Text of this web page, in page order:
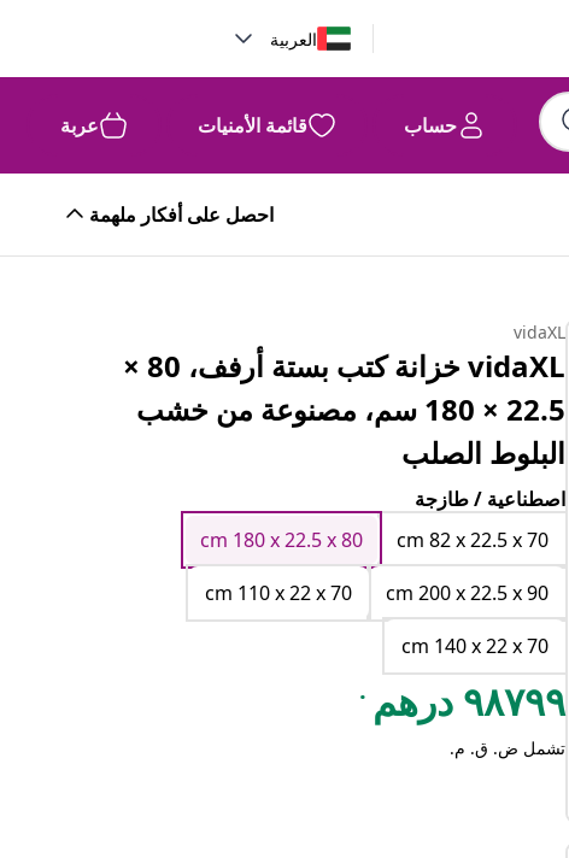
العربية
حساب قائمة الأمنيات عربة
احصل على أفكار ملهمة
vidaXL
vidaXL خزانة كتب بستة أرفف، 80 ×
22.5 × 180 سم، مصنوعة من خشب
البلوط الصلب
اصطناعية / طازجة
cm 82 x 22.5 x 70
cm 180 x 22.5 x 80
cm 200 x 22.5 x 90
cm 110 x 22 x 70
cm 140 x 22 x 70
٩٨٧٩٩ درهم .
تشمل ض. ق. م.